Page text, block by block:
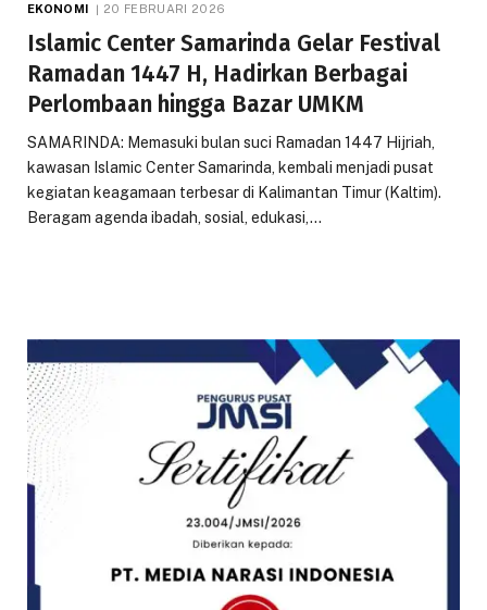
EKONOMI 20 FEBRUARI 2026
Islamic Center Samarinda Gelar Festival
Ramadan 1447 H, Hadirkan Berbagai
Perlombaan hingga Bazar UMKM
SAMARINDA: Memasuki bulan suci Ramadan 1447 Hijriah,
kawasan Islamic Center Samarinda, kembali menjadi pusat
kegiatan keagamaan terbesar di Kalimantan Timur (Kaltim).
Beragam agenda ibadah, sosial, edukasi,…